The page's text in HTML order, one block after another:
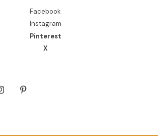
Facebook
Instagram
Pinterest
X